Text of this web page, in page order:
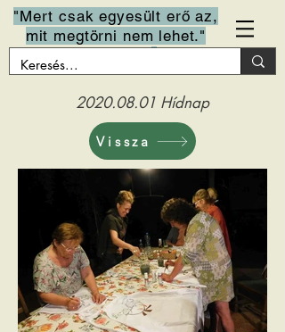
"Mert csak egyesült erő az,
mit megtörni nem lehet."
2020.08.01 Hídnap
Vissza